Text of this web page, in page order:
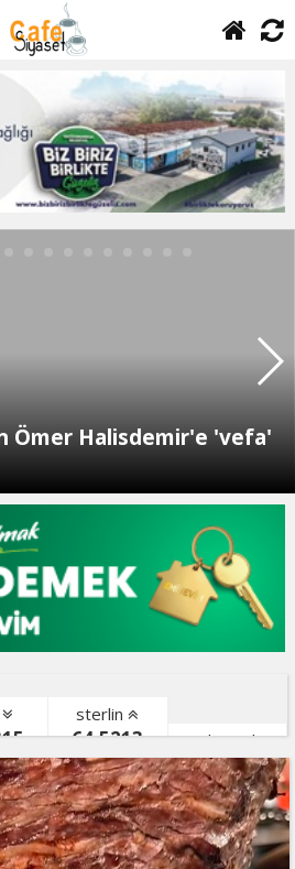
Ömer Halisdemir'e 'vefa'
sterlin
64,5213
gr. altın color-